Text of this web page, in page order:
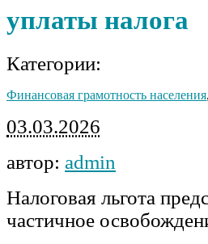
уплаты налога
Категории:
Финансовая грамотность населения,
03.03.2026
автор: admin
Налоговая льгота
частичное